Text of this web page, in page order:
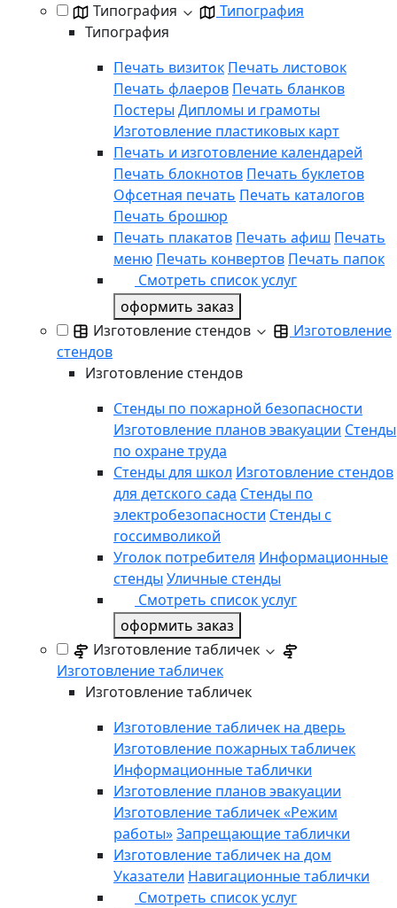
Типография
Типография
Типография
Печать визиток Печать листовок
Печать флаеров Печать бланков
Постеры Дипломы и грамоты
Изготовление пластиковых карт
Печать и изготовление календарей
Печать блокнотов Печать буклетов
Офсетная печать Печать каталогов
Печать брошюр
Печать плакатов Печать афиш Печать
меню Печать конвертов Печать папок
Смотреть список услуг
оформить заказ
Изготовление стендов
Изготовление
стендов
Изготовление стендов
Стенды по пожарной безопасности
Изготовление планов эвакуации Стенды
по охране труда
Стенды для школ Изготовление стендов
для детского сада Стенды по
электробезопасности Стенды с
госсимволикой
Уголок потребителя Информационные
стенды Уличные стенды
Смотреть список услуг
оформить заказ
Изготовление табличек
Изготовление табличек
Изготовление табличек
Изготовление табличек на дверь
Изготовление пожарных табличек
Информационные таблички
Изготовление планов эвакуации
Изготовление табличек «Режим
работы»Запрещающие таблички
Изготовление табличек на дом
Указатели Навигационные таблички
Смотреть список услуг